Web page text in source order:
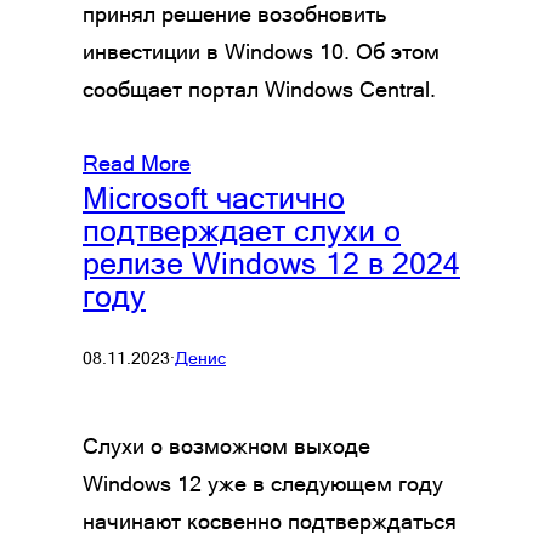
принял решение возобновить
инвестиции в Windows 10. Об этом
сообщает портал Windows Central.
Read More
Microsoft частично
подтверждает слухи о
релизе Windows 12 в 2024
году
08.11.2023·Денис
Слухи о возможном выходе
Windows 12 уже в следующем году
начинают косвенно подтверждаться